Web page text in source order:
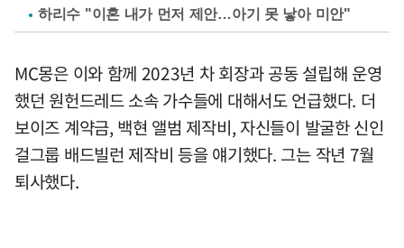
하리수 "이혼 내가 먼저 제안…아기 못 낳아 미안"
MC몽은 이와 함께 2023년 차 회장과 공동 설립해 운영
했던 원헌드레드 소속 가수들에 대해서도 언급했다. 더
보이즈 계약금, 백현 앨범 제작비, 자신들이 발굴한 신인
걸그룹 배드빌런 제작비 등을 얘기했다. 그는 작년 7월
퇴사했다.